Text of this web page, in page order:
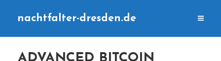
nachtfalter-dresden.de
ADVANCED BITCOIN